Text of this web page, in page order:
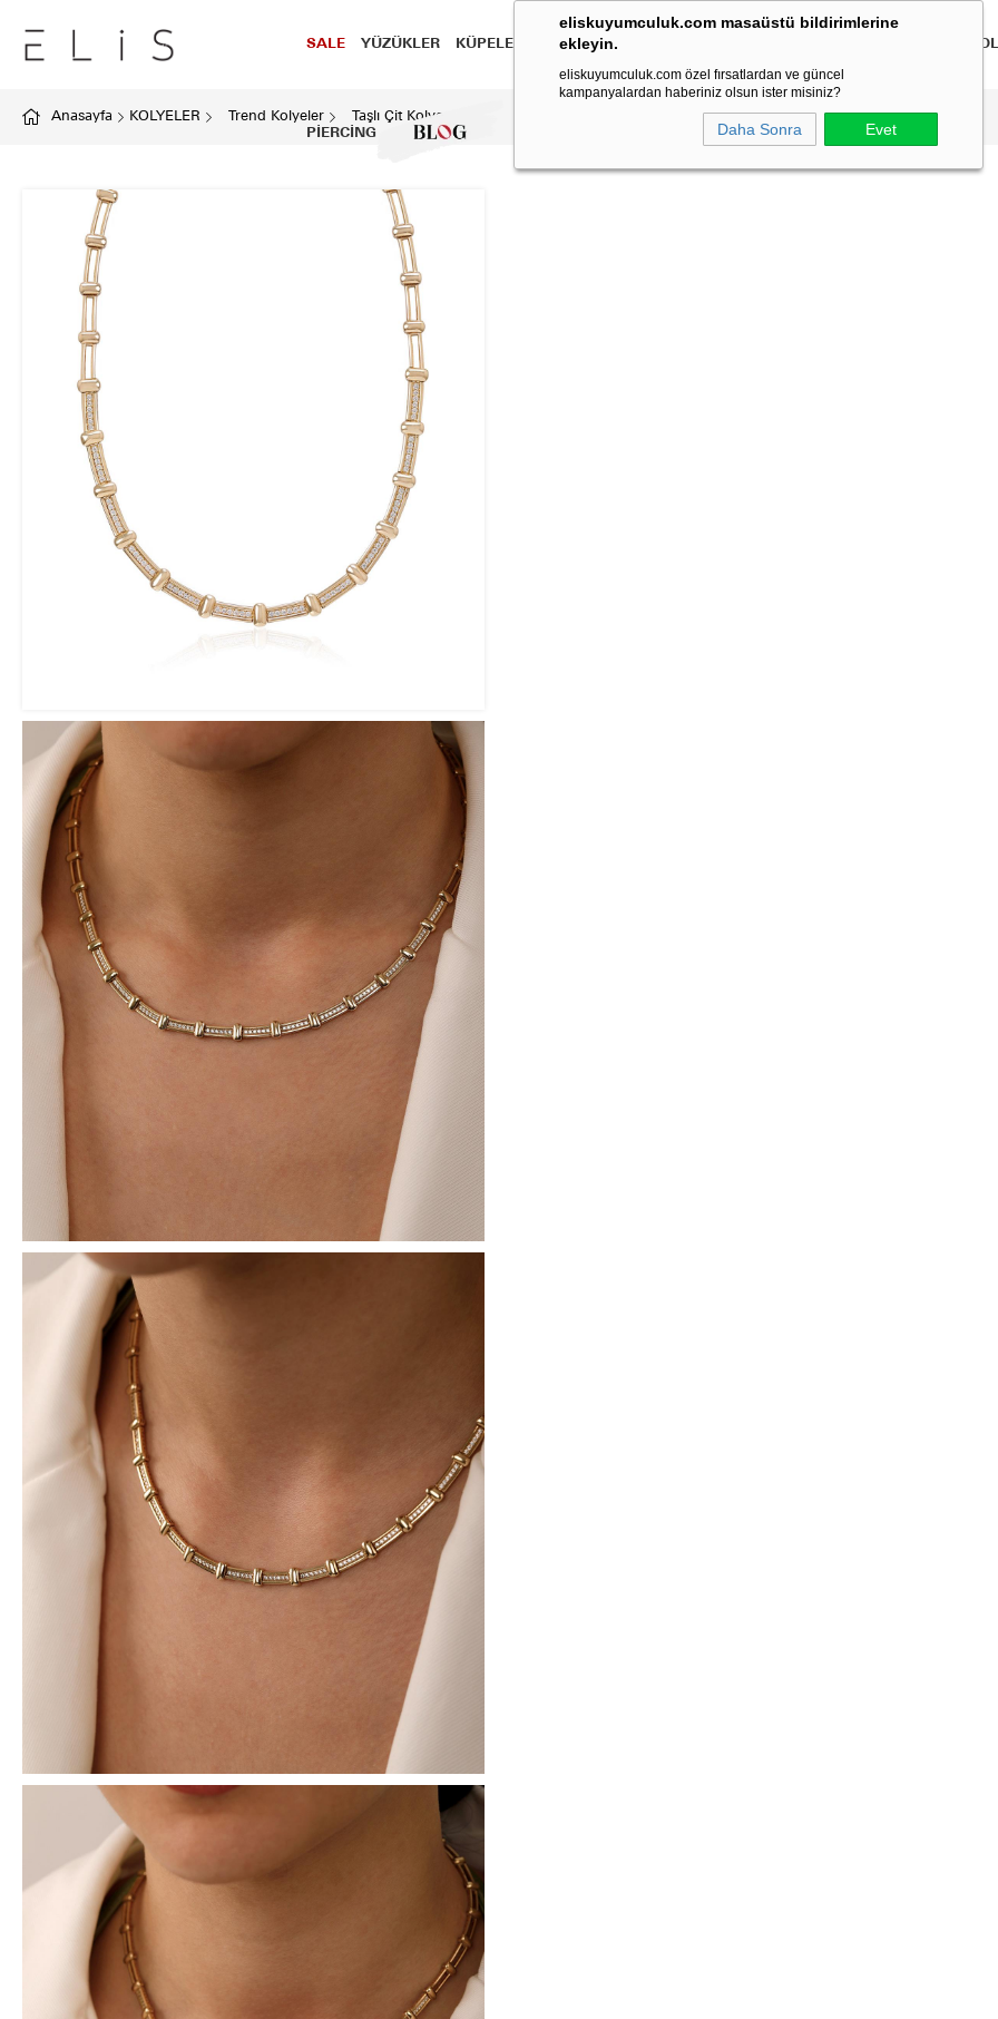
eliskuyumculuk.com masaüstü bildirimlerine
ekleyin.
eliskuyumculuk.com özel fırsatlardan ve güncel
kampanyalardan haberiniz olsun ister misiniz?
Daha Sonra Evet
SALE YÜZÜKLER KÜPELER BİLEKLİKLER
PİERCİNG BLOG
Anasayfa KOLYELER Trend Kolyeler Taşlı Çit Kolye